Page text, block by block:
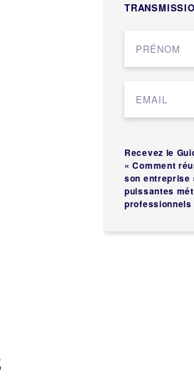
Recevez le
« Comment
son entreprise
puissantes
professionnels